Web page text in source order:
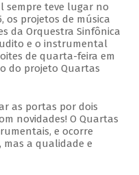
sempre teve lugar no
os projetos de música
da Orquestra Sinfônica
e o instrumental
de quarta-feira em
do projeto Quartas
as portas por dois
novidades! O Quartas
e ocorre
mas a qualidade e